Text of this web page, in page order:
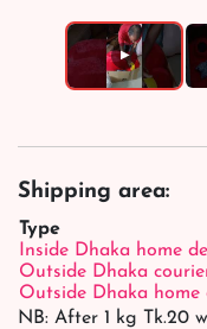
▶
Shipping area:
Type
Inside Dhaka home
Outside Dhaka
Outside Dhaka home
NB: After 1 kg Tk.20